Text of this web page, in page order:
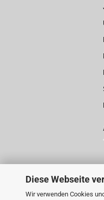
Diese Webseite
Wir verwenden Cookies